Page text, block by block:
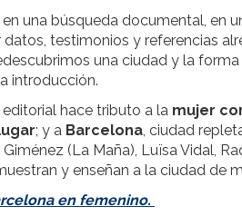
una búsqueda documental, en
testimonios y referencias
una ciudad y la
introducción.
hace tributo a la mujer
; y a Barcelona, ciudad
(La Maña), Luïsa Vidal,
y enseñan a la ciudad de
en femenino.